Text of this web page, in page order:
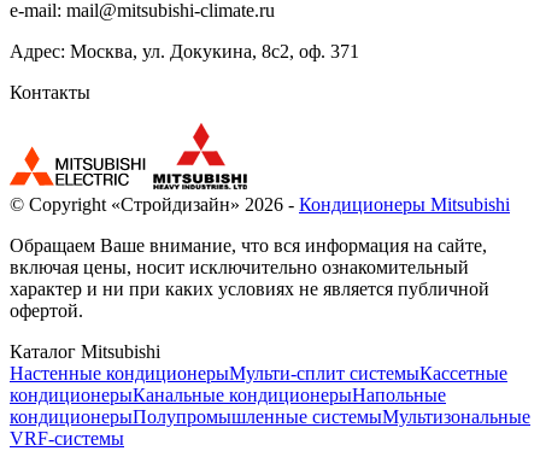
e-mail: mail@mitsubishi-climate.ru
Адрес: Москва, ул. Докукина, 8с2, оф. 371
Контакты
© Copyright «Стройдизайн» 2026 - Кондиционеры Mitsubishi
Обращаем Ваше внимание, что вся информация на сайте,
включая цены, носит исключительно ознакомительный
характер и ни при каких условиях не является публичной
офертой.
Каталог Mitsubishi
Настенные кондиционерыМульти-сплит системыКассетные
кондиционерыКанальные кондиционерыНапольные
кондиционерыПолупромышленные системыМультизональные
VRF-системы